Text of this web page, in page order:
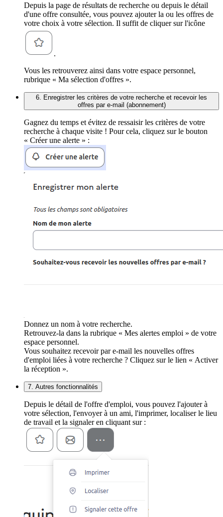
Depuis la page de résultats de recherche ou depuis le détail
d'une offre consultée, vous pouvez ajouter la ou les offres de
votre choix à votre sélection. Il suffit de cliquer sur l'icône
.
Vous les retrouverez ainsi dans votre espace personnel,
rubrique « Ma sélection d'offres ».
6. Enregistrer les critères de votre recherche et recevoir les
offres par e-mail (abonnement)
Gagnez du temps et évitez de ressaisir les critères de votre
recherche à chaque visite ! Pour cela, cliquez sur le bouton
« Créer une alerte » :
Donnez un nom à votre recherche.
Retrouvez-la dans la rubrique « Mes alertes emploi » de votre
espace personnel.
Vous souhaitez recevoir par e-mail les nouvelles offres
d'emploi liées à votre recherche ? Cliquez sur le lien « Activer
la réception ».
7. Autres fonctionnalités
Depuis le détail de l'offre d'emploi, vous pouvez l'ajouter à
votre sélection, l'envoyer à un ami, l'imprimer, localiser le lieu
de travail et la signaler en cliquant sur :